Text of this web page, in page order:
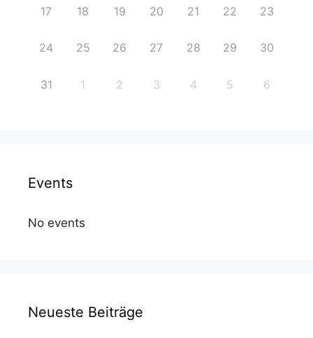
17 18 19 20 21 22 23
24 25 26 27 28 29 30
31 1 2 3 4 5 6
Events
No events
Neueste Beiträge